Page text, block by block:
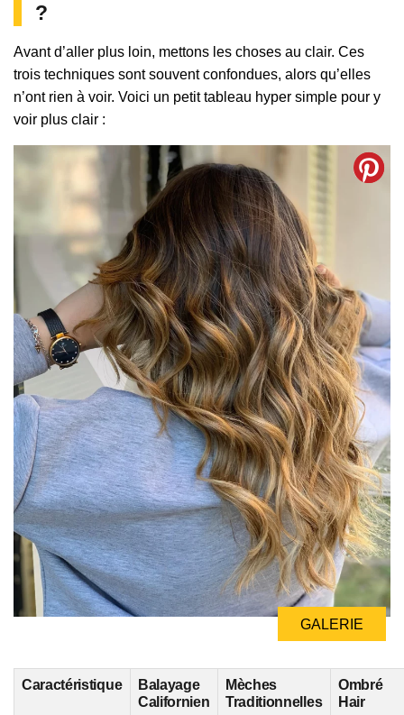
?
Avant d’aller plus loin, mettons les choses au clair. Ces
trois techniques sont souvent confondues, alors qu’elles
n’ont rien à voir. Voici un petit tableau hyper simple pour y
voir plus clair :
GALERIE
Caractéristique
Balayage
Californien
Mèches
Traditionnelles
Ombré
Hair